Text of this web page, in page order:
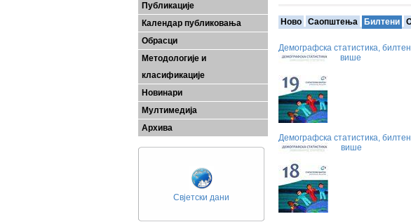
Публикације
Календар публиковања
Обрасци
Методологије и
класификације
Новинари
Мултимедија
Архива
Свјетски дани
Ново Саопштења Билтени
Демографска статистика,
више
Демографска статистика,
више